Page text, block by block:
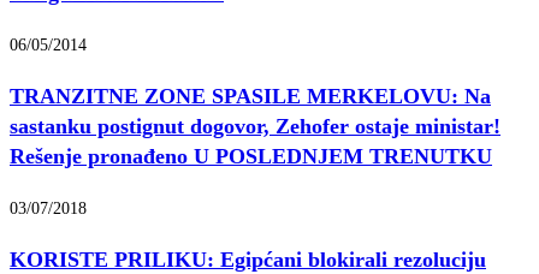
06/05/2014
TRANZITNE ZONE SPASILE MERKELOVU: Na
sastanku postignut dogovor, Zehofer ostaje ministar!
Rešenje pronađeno U POSLEDNJEM TRENUTKU
03/07/2018
KORISTE PRILIKU: Egipćani blokirali rezoluciju